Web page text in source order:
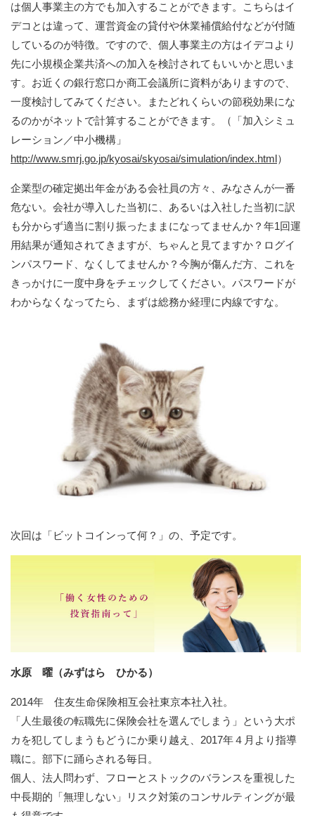
は個人事業主の方でも加入することができます。こちらはイ
デコとは違って、運営資金の貸付や休業補償給付などが付随
しているのが特徴。ですので、個人事業主の方はイデコより
先に小規模企業共済への加入を検討されてもいいかと思いま
す。お近くの銀行窓口か商工会議所に資料がありますので、
一度検討してみてください。またどれくらいの節税効果にな
るのかがネットで計算することができます。（「加入シミュ
レーション／中小機構」
http://www.smrj.go.jp/kyosai/skyosai/simulation/index.html）
企業型の確定拠出年金がある会社員の方々、みなさんが一番
危ない。会社が導入した当初に、あるいは入社した当初に訳
も分からず適当に割り振ったままになってませんか？年1回運
用結果が通知されてきますが、ちゃんと見てますか？ログイ
ンパスワード、なくしてませんか？今胸が傷んだ方、これを
きっかけに一度中身をチェックしてください。パスワードが
わからなくなってたら、まずは総務か経理に内線ですな。
次回は「ビットコインって何？」の、予定です。
水原 曜（みずはら ひかる）
2014年 住友生命保険相互会社東京本社入社。
「人生最後の転職先に保険会社を選んでしまう」という大ポ
カを犯してしまうもどうにか乗り越え、2017年４月より指導
職に。部下に踊らされる毎日。
個人、法人問わず、フローとストックのバランスを重視した
中長期的「無理しない」リスク対策のコンサルティングが最